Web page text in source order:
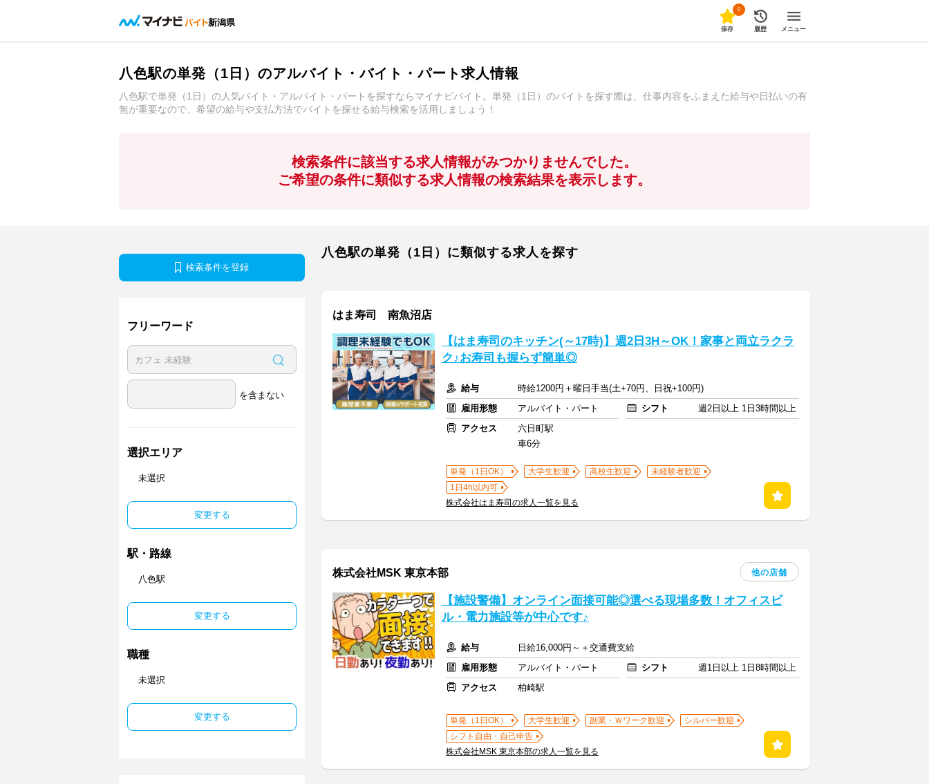
新潟県
0
保存 履歴 メニュー
八色駅の単発（1日）のアルバイト・バイト・パート求人情報
八色駅で単発（1日）の人気バイト・アルバイト・パートを探すならマイナビバイト。単発（1日）のバイトを探す際は、仕事内容をふまえた給与や日払いの有
無が重要なので、希望の給与や支払方法でバイトを探せる給与検索を活用しましょう！
検索条件に該当する求人情報がみつかりませんでした。
ご希望の条件に類似する求人情報の検索結果を表示します。
検索条件を登録
フリーワード
を含まない
選択エリア
未選択
変更する
駅・路線
八色駅
変更する
職種
未選択
変更する
八色駅の単発（1日）に類似する求人を探す
はま寿司 南魚沼店
【はま寿司のキッチン(～17時)】週2日3H～OK！家事と両立ラクラ
ク♪お寿司も握らず簡単◎
給与
時給1200円＋曜日手当(土+70円、日祝+100円)
雇用形態
アルバイト・パート シフト
週2日以上 1日3時間以上
アクセス
六日町駅
車6分
単発（1日OK） 大学生歓迎 高校生歓迎
未経験者歓迎
1日4h以内可
株式会社はま寿司の求人一覧を見る
株式会社MSK 東京本部 他の店舗
【施設警備】オンライン面接可能◎選べる現場多数！オフィスビ
ル・電力施設等が中心です♪
給与
日給16,000円～＋交通費支給
雇用形態
アルバイト・パート シフト
週1日以上 1日8時間以上
アクセス
柏崎駅
単発（1日OK） 大学生歓迎 副業・Ｗワーク歓迎
シルバー歓迎
シフト自由・自己申告
株式会社MSK 東京本部の求人一覧を見る